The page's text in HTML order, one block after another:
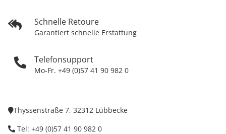
Schnelle Retoure
Garantiert schnelle Erstattung
Telefonsupport
Mo-Fr. +49 (0)57 41 90 982 0
Thyssenstraße 7, 32312 Lübbecke
Tel: +49 (0)57 41 90 982 0